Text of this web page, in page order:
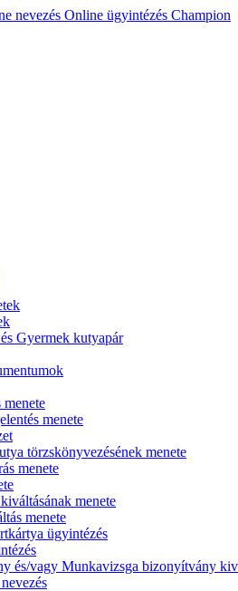
nevezés Online ügyintézés Champion
Gyermek kutyapár
menete
törzskönyvezésének menete
menete
menete
menete
ügyintézés
és/vagy Munkavizsga bizonyítvány